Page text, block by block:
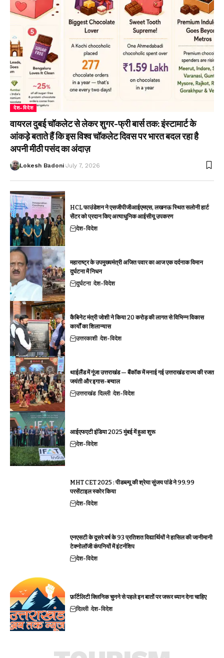
देश-विदेश
वायरल दुबई चॉकलेट से लेकर शुगर-फ्री बार्स तक: इंस्टामार्ट के
आंकड़े बताते हैं कि इस विश्व चॉकलेट दिवस पर भारत बदल रहा है
अपनी मीठी पसंद का अंदाज़
Lokesh Badoni July 7, 2026
HCL फाउंडेशन ने एसजीपीजीआईएमएस, लखनऊ स्थित सलोनी हार्ट
सेंटर को प्रदान किए अत्याधुनिक आईसीयू उपकरण
देश-विदेश
महाराष्ट्र के उपमुख्यमंत्री अजित पवार का आज एक दर्दनाक विमान
दुर्घटना में निधन
दुर्घटना देश-विदेश
कैबिनेट मंत्री जोशी ने किया 20 करोड़ की लागत से विभिन्न विकास
कार्यों का शिलान्यास
उत्तरकाशी देश-विदेश
थाईलैंड में गूंजा उत्तराखंड — बैंकॉक में मनाई गई उत्तराखंड राज्य की रजत
जयंती और इगास-बग्वाल
उत्तराखंड दिल्ली देश-विदेश
आईएफएटी इंडिया 2025 मुंबई में हुआ शुरू
देश-विदेश
MHT CET 2025 : पीडब्ल्यू की श्रेया सुंजय पांडे ने 99.99
परसेंटाइल स्कोर किया
देश-विदेश
एनएसटी के दूसरे वर्ष के 93 प्रतिशत विद्यार्थियों ने हासिल की जानीमानी
टेक्नोलॉजी कंपनियों में इंटर्नशिप
देश-विदेश
फ़र्टिलिटी क्लिनिक चुनने से पहले इन बातों पर जरूर ध्यान देना चाहिए
दिल्ली देश-विदेश